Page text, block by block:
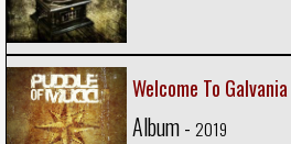
Welcome To Galvania
Album - 2019